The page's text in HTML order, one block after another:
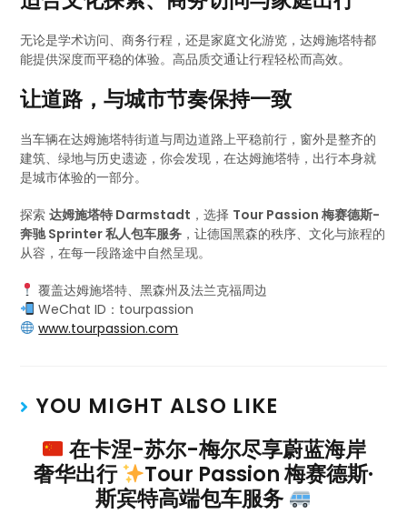
无论是学术访问、商务行程，还是家庭文化游览，达姆施塔特都
能提供深度而平稳的体验。高品质交通让行程轻松而高效。
让道路，与城市节奏保持一致
当车辆在达姆施塔特街道与周边道路上平稳前行，窗外是整齐的
建筑、绿地与历史遗迹，你会发现，在达姆施塔特，出行本身就
是城市体验的一部分。
探索达姆施塔特 Darmstadt ，选择 Tour Passion 梅赛德斯-
奔驰 Sprinter 私人包车服务 ，让德国黑森的秩序、文化与旅程的
从容，在每一段路途中自然呈现。
覆盖达姆施塔特、黑森州及法兰克福周边
WeChat ID：tourpassion
www.tourpassion.com
YOU MIGHT ALSO LIKE
在卡涅-苏尔-梅尔尽享蔚蓝海岸
奢华出行
Tour Passion 梅赛德斯·
斯宾特高端包车服务